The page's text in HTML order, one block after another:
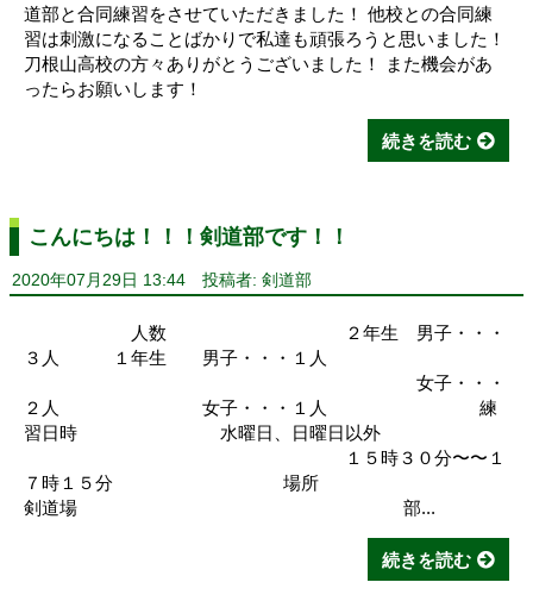
道部と合同練習をさせていただきました！ 他校との合同練
習は刺激になることばかりで私達も頑張ろうと思いました！
刀根山高校の方々ありがとうございました！ また機会があ
ったらお願いします！
続きを読む
こんにちは！！！剣道部です！！
2020年07月29日 13:44 投稿者: 剣道部
人数 ２年生 男子・・・
３人 １年生 男子・・・１人
女子・・・
２人 女子・・・１人 練
習日時 水曜日、日曜日以外
１５時３０分〜〜１
７時１５分 場所
剣道場 部...
続きを読む